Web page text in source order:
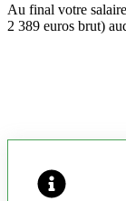
Au final votre
2 389 euros brut)